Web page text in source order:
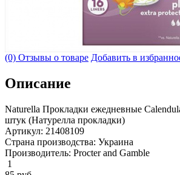
(0) Отзывы о товаре Добавить в
Описание
Naturella Прокладки ежедневные
штук (Натурелла прокладки)
Артикул: 21408109
Страна производства: Украина
Производитель: Procter and Gamble
1